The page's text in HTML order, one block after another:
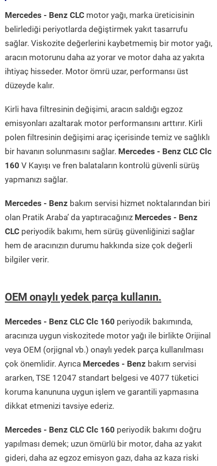
Mercedes - Benz CLC motor yağı, marka üreticisinin
belirlediği periyotlarda değiştirmek yakıt tasarrufu
sağlar. Viskozite değerlerini kaybetmemiş bir motor yağı,
aracın motorunu daha az yorar ve motor daha az yakıta
ihtiyaç hisseder. Motor ömrü uzar, performansı üst
düzeyde kalır.
Kirli hava filtresinin değişimi, aracın saldığı egzoz
emisyonları azaltarak motor performansını arttırır. Kirli
polen filtresinin değişimi araç içerisinde temiz ve sağlıklı
bir havanın solunmasını sağlar. Mercedes - Benz CLC Clc
160 V Kayışı ve fren balataların kontrolü güvenli sürüş
yapmanızı sağlar.
Mercedes - Benz bakım servisi hizmet noktalarından biri
olan Pratik Araba’ da yaptıracağınız Mercedes - Benz
CLC periyodik bakımı, hem sürüş güvenliğinizi sağlar
hem de aracınızın durumu hakkında size çok değerli
bilgiler verir.
OEM onaylı yedek parça kullanın.
Mercedes - Benz CLC Clc 160 periyodik bakımında,
aracınıza uygun viskozitede motor yağı ile birlikte Orijinal
veya OEM (orjignal vb.) onaylı yedek parça kullanılması
çok önemlidir. Ayrıca Mercedes - Benz bakım servisi
ararken, TSE 12047 standart belgesi ve 4077 tüketici
koruma kanununa uygun işlem ve garantili yapmasına
dikkat etmenizi tavsiye ederiz.
Mercedes - Benz CLC Clc 160 periyodik bakımı doğru
yapılması demek; uzun ömürlü bir motor, daha az yakıt
gideri, daha az egzoz emisyon gazı, daha az kaza riski